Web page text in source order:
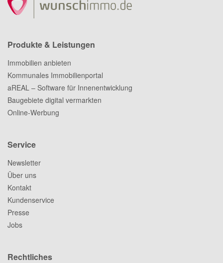
Produkte & Leistungen
Immobilien anbieten
Kommunales Immobilienportal
aREAL – Software für Innenentwicklung
Baugebiete digital vermarkten
Online-Werbung
Service
Newsletter
Über uns
Kontakt
Kundenservice
Presse
Jobs
Rechtliches